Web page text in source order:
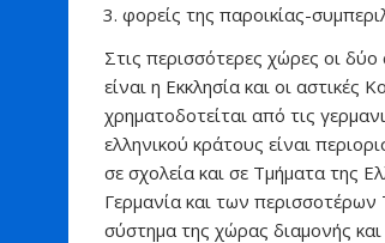
φορείς της παροικίας-
Στις περισσότερες χώρες οι
είναι η Εκκλησία και οι
χρηματοδοτείται από τις
ελληνικού κράτους είναι
σε σχολεία και σε Τμήματα της
Γερμανία και των περισσοτέρων
σύστημα της χώρας διαμονής